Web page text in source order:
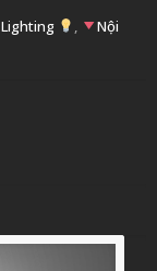
Lighting ,
Nội